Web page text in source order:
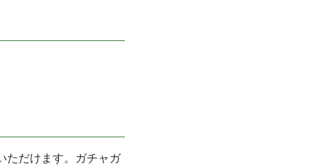
ただけます。ガチャガ